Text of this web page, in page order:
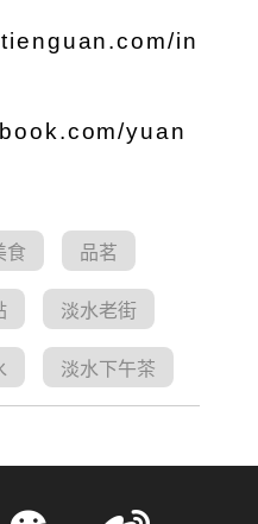
in
yuan
食 品茗
淡水老街
淡水下午茶